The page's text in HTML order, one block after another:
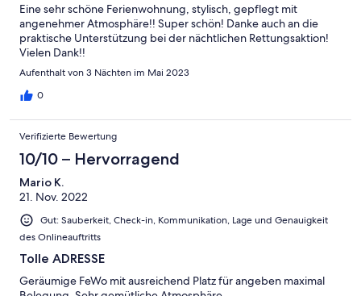
Eine sehr schöne Ferienwohnung, stylisch, gepflegt mit
angenehmer Atmosphäre!! Super schön! Danke auch an die
praktische Unterstützung bei der nächtlichen Rettungsaktion!
Vielen Dank!!
Aufenthalt von 3 Nächten im Mai 2023
0
Verifizierte Bewertung
10/10 – Hervorragend
Mario K.
21. Nov. 2022
Gut: Sauberkeit, Check-in, Kommunikation, Lage und Genauigkeit
des Onlineauftritts
Tolle ADRESSE
Geräumige FeWo mit ausreichend Platz für angeben maximal